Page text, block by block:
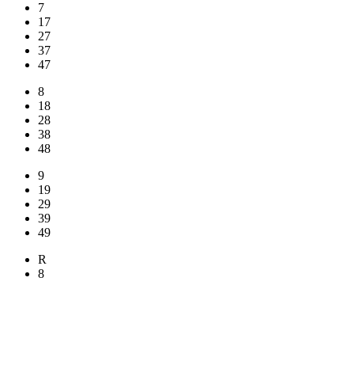
7
17
27
37
47
8
18
28
38
48
9
19
29
39
49
R
8